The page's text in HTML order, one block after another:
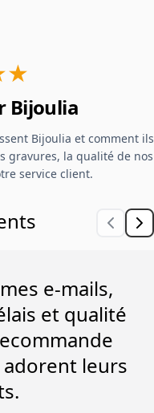
Bijoulia
Bijoulia et comment ils
gravures, la qualité de nos
service client.
e-mails,
et qualité
leurs